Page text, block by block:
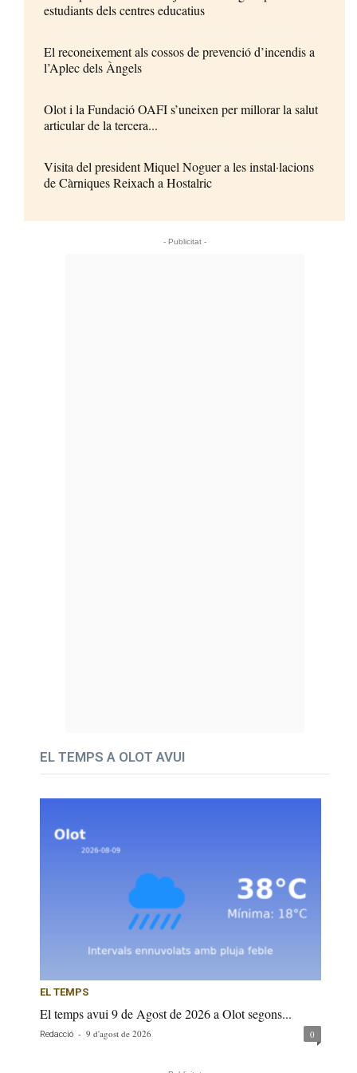
estudiants dels centres educatius
El reconeixement als cossos de prevenció d’incendis a
l’Aplec dels Àngels
Olot i la Fundació OAFI s’uneixen per millorar la salut
articular de la tercera...
Visita del president Miquel Noguer a les instal·lacions
de Càrniques Reixach a Hostalric
- Publicitat -
EL TEMPS A OLOT AVUI
EL TEMPS
El temps avui 9 de Agost de 2026 a Olot segons...
Redacció - 9 d'agost de 2026 0